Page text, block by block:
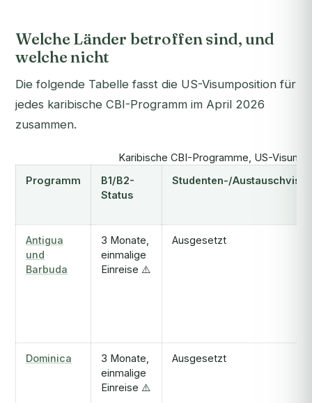
Welche Länder betroffen sind, und
welche nicht
Die folgende Tabelle fasst die US-Visumposition für
jedes karibische CBI-Programm im April 2026
zusammen.
Karibische CBI-Programme, US-
Programm
B1/B2-
Status
Studenten-/Austauschvisa
Antigua
und
Barbuda
3 Monate,
einmalige
Einreise ⚠️
Ausgesetzt
Dominica
3 Monate,
einmalige
Einreise ⚠️
Ausgesetzt